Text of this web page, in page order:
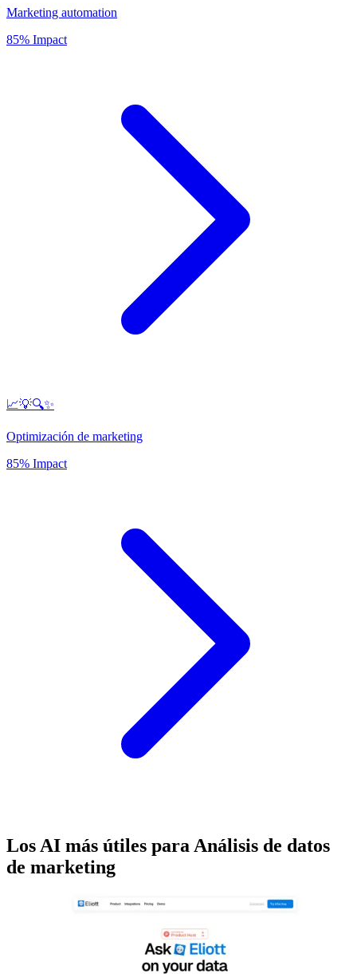
Marketing automation
85% Impact
📈💡🔍✨
Optimización de marketing
85% Impact
Los AI más útiles para Análisis de datos
de marketing